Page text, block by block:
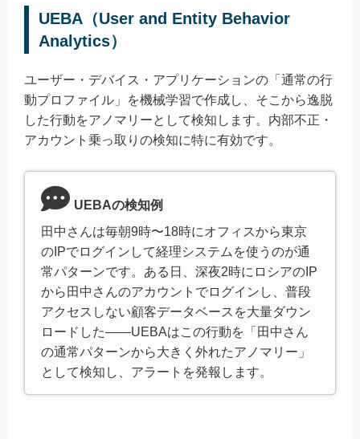
UEBA（User and Entity Behavior
Analytics）
ユーザー・デバイス・アプリケーションの「通常の行
動プロファイル」を機械学習で作成し、そこから逸脱
した行動をアノマリーとして検知します。内部不正・
アカウント乗っ取りの検知に特に有効です。
UEBAの検知例
田中さんは毎朝9時〜18時にオフィスから東京
のIPでログインして経理システムを使うのが通
常パターンです。ある日、深夜2時にロシアのIP
から田中さんのアカウントでログインし、普段
アクセスしない顧客データベースを大量ダウン
ロードした——UEBAはこの行動を「田中さん
の通常パターンから大きく外れたアノマリー」
として検知し、アラートを発報します。